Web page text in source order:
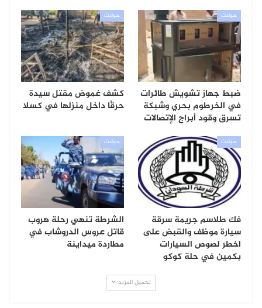
حوادث
ضبط جهاز تشويش طائرات
في الخرطوم بحري وشبكة
تسرق وقود أبراج الإتصالات
حوادث
كشف غموض مقتل سيدة
حرقًا داخل منزلها في كسلا
حوادث
فك طلاسم جريمة سرقة
سيارة موظف والقبض على
اخطر لصوص السيارات
بكمين في حلة كوكو
حوادث
الشرطة تنهي رحلة هروب
قاتل عروس الدروشاب في
مطاردة ميداينة
تحميل المزيد